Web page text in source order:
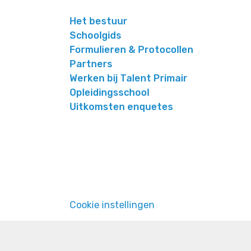
Het bestuur
Schoolgids
Formulieren & Protocollen
Partners
Werken bij Talent Primair
Opleidingsschool
Uitkomsten enquetes
Cookie instellingen